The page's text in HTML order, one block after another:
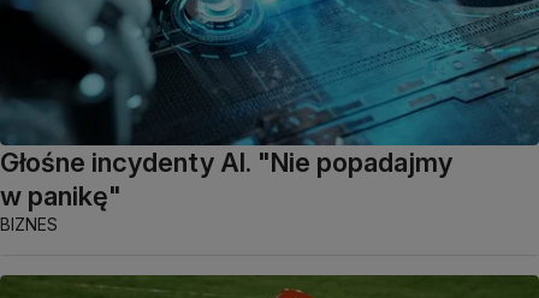
Głośne incydenty AI. "Nie popadajmy
w panikę"
BIZNES